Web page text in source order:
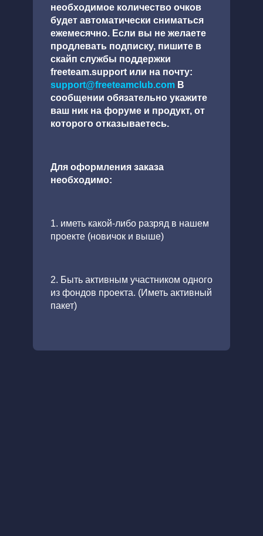
необходимое количество очков
будет автоматически сниматься
ежемесячно. Если вы не желаете
продлевать подписку, пишите в
скайп службы поддержки
freeteam.support или на почту:
support@freeteamclub.com В
сообщении обязательно укажите
ваш ник на форуме и продукт, от
которого отказываетесь.
Для оформления заказа
необходимо:
1. иметь какой-либо разряд в нашем
проекте (новичок и выше)
2. Быть активным участником одного
из фондов проекта. (Иметь активный
пакет)